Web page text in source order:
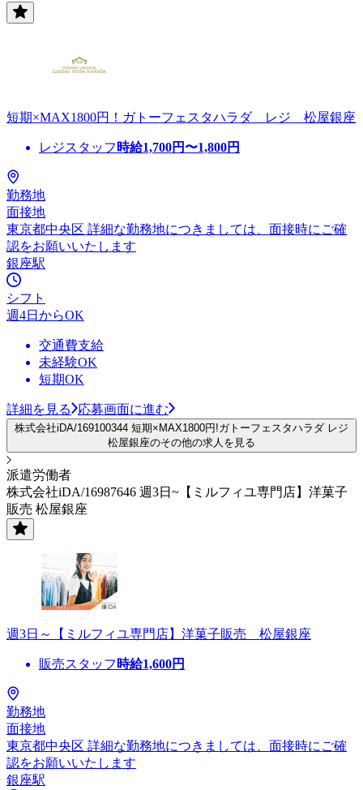
短期×MAX1800円！ガトーフェスタハラダ レジ 松屋銀座
レジスタッフ 時給1,700円〜1,800円
勤務地
面接地
東京都中央区 詳細な勤務地につきましては、面接時にご確
認をお願いいたします
銀座駅
シフト
週4日からOK
交通費支給
未経験OK
短期OK
詳細を見る 応募画面に進む
株式会社iDA/169100344 短期×MAX1800円!ガトーフェスタハラダ レジ
松屋銀座のその他の求人を見る
派遣労働者
株式会社iDA/16987646 週3日~【ミルフィユ専門店】洋菓子
販売 松屋銀座
週3日～【ミルフィユ専門店】洋菓子販売 松屋銀座
販売スタッフ 時給1,600円
勤務地
面接地
東京都中央区 詳細な勤務地につきましては、面接時にご確
認をお願いいたします
銀座駅